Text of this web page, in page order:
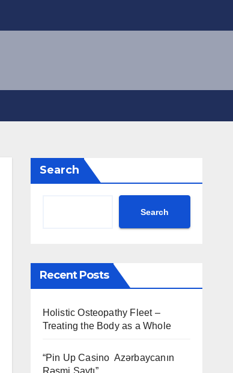
Search
Search
Recent Posts
Holistic Osteopathy Fleet –
Treating the Body as a Whole
“Pin Up Casino ️ Azərbaycanın
Rəsmi Saytı”